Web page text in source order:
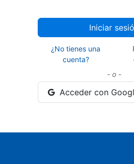
Iniciar
¿No tienes una
cuenta?
- o -
Acceder con